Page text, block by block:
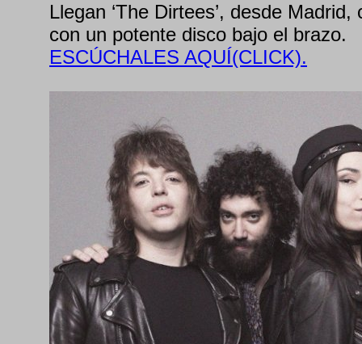
Llegan ‘The Dirtees’, desde
con un potente disco bajo el brazo.
ESCÚCHALES AQUÍ(CLICK).